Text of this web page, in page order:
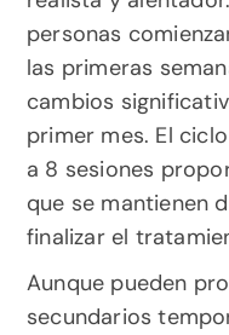
personas
las primeras
cambios
primer mes. El
a 8 sesiones
que se mantienen
finalizar el
Aunque pueden
secundarios